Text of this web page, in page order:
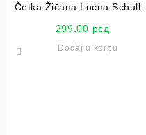
Četka Žičana Lucna Schuller
299,00 рсд
Dodaj u korpu